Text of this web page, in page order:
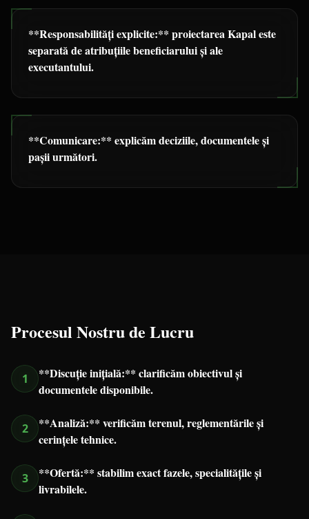
**Responsabilități explicite:** proiectarea Kapal este
separată de atribuțiile beneficiarului și ale
executantului.
**Comunicare:** explicăm deciziile, documentele și
pașii următori.
Procesul Nostru de Lucru
1
**Discuție inițială:** clarificăm obiectivul și
documentele disponibile.
2
**Analiză:** verificăm terenul, reglementările și
cerințele tehnice.
3
**Ofertă:** stabilim exact fazele, specialitățile și
livrabilele.